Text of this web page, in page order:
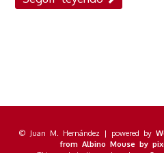
publicaciones
© Juan M. Hernández | powered by
from Albino Mouse by